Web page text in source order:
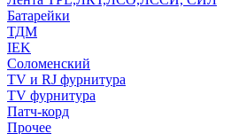
Батарейки
ТДМ
IEK
Соломенский
TV и RJ фурнитура
TV фурнитура
Патч-корд
Прочее